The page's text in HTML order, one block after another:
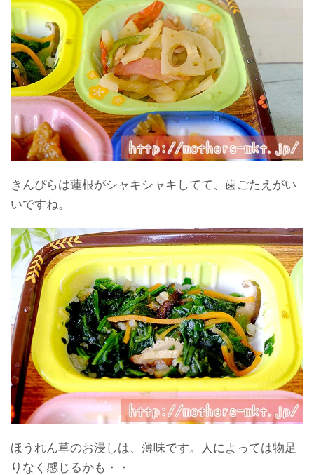
きんぴらは蓮根がシャキシャキしてて、歯ごたえがい
いですね。
ほうれん草のお浸しは、薄味です。人によっては物足
りなく感じるかも・・